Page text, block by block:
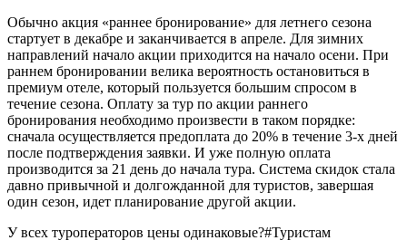
Обычно акция «раннее бронирование» для летнего сезона
стартует в декабре и заканчивается в апреле. Для зимних
направлений начало акции приходится на начало осени. При
раннем бронировании велика вероятность остановиться в
премиум отеле, который пользуется большим спросом в
течение сезона. Оплату за тур по акции раннего
бронирования необходимо произвести в таком порядке:
сначала осуществляется предоплата до 20% в течение 3-х дней
после подтверждения заявки. И уже полную оплата
производится за 21 день до начала тура. Система скидок стала
давно привычной и долгожданной для туристов, завершая
один сезон, идет планирование другой акции.
У всех туроператоров цены одинаковые?#Туристам